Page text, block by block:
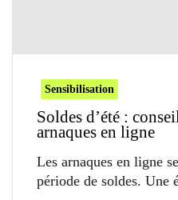
Sensibilisation
Soldes d’été :
arnaques en ligne
Les arnaques en ligne
période de soldes. Une